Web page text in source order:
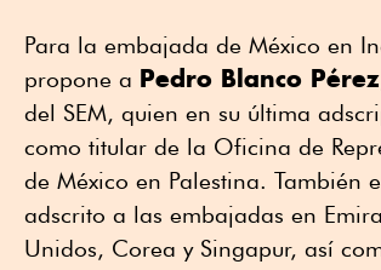
Para la embajada de México en
propone a Pedro Blanco Pérez
del SEM, quien en su última
como titular de la Oficina de
de México en Palestina. También
adscrito a las embajadas en
Unidos, Corea y Singapur, así